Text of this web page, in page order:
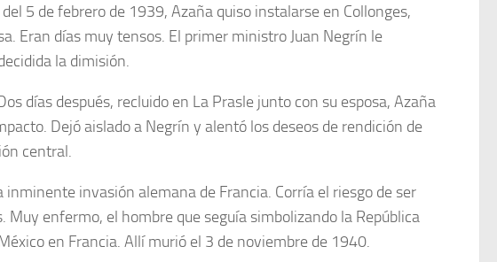
5 de febrero de 1939, Azaña quiso instalarse en Collonges,
Eran días muy tensos. El primer ministro Juan Negrín le
la dimisión.
días después, recluido en La Prasle junto con su esposa, Azaña
Dejó aislado a Negrín y alentó los deseos de rendición de
central.
invasión alemana de Francia. Corría el riesgo de ser
enfermo, el hombre que seguía simbolizando la República
en Francia. Allí murió el 3 de noviembre de 1940.